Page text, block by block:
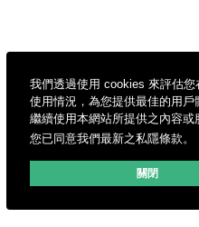
我們透過使用 cookies 來評估您
使用情況，為您提供最佳的用戶
繼續使用本網站所提供之內容或
您已同意我們最新之私隱條款。
關閉